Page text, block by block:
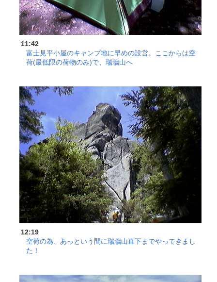
11:42
富士見平小屋のキャンプ地に早めの設営。ここからは空
荷(最低限の荷物のみ)で、瑞牆山へ
12:19
空荷の為、あっという間に瑞牆山直下までやってきまし
た！